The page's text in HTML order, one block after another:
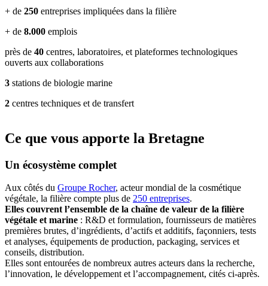
+ de 250 entreprises impliquées dans la filière
+ de 8.000 emplois
près de 40 centres, laboratoires, et plateformes technologiques
ouverts aux collaborations
3 stations de biologie marine
2 centres techniques et de transfert
Ce que vous apporte la Bretagne
Un écosystème complet
Aux côtés du Groupe Rocher, acteur mondial de la cosmétique
végétale, la filière compte plus de 250 entreprises.
Elles couvrent l’ensemble de la chaîne de valeur de la filière
végétale et marine : R&D et formulation, fournisseurs de matières
premières brutes, d’ingrédients, d’actifs et additifs, façonniers, tests
et analyses, équipements de production, packaging, services et
conseils, distribution.
Elles sont entourées de nombreux autres acteurs dans la recherche,
l’innovation, le développement et l’accompagnement, cités ci-après.